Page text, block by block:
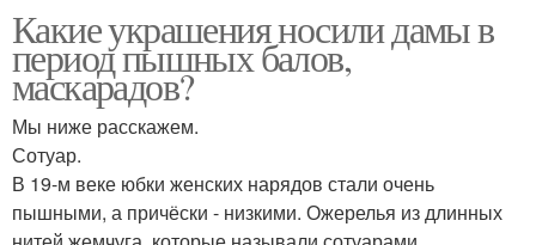
Какие украшения носили дамы в
период пышных балов,
маскарадов?
Мы ниже расскажем.
Сотуар.
В 19-м веке юбки женских нарядов стали очень
пышными, а причёски - низкими. Ожерелья из длинных